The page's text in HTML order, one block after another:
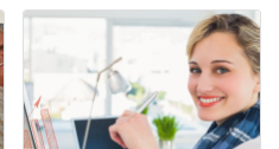
parole, publicités,
démonstrations de
logiciel, etc.
𝐓𝐚𝐫𝐢𝐟 𝐢𝐧𝐝𝐢𝐜𝐚𝐭𝐢𝐟. 𝐂𝐥𝐢𝐪𝐮𝐞𝐳
𝐬𝐮𝐫 « 𝐀𝐉𝐎𝐔𝐓𝐄𝐑 𝐀𝐔
𝐏𝐀𝐍𝐈𝐄𝐑 » 𝐩𝐨𝐮𝐫
𝐫𝐞𝐜𝐞𝐯𝐨𝐢𝐫 𝐮𝐧 𝐝𝐞𝐯𝐢𝐬